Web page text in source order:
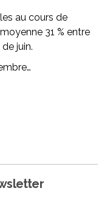
au cours de
31 % entre
juin.